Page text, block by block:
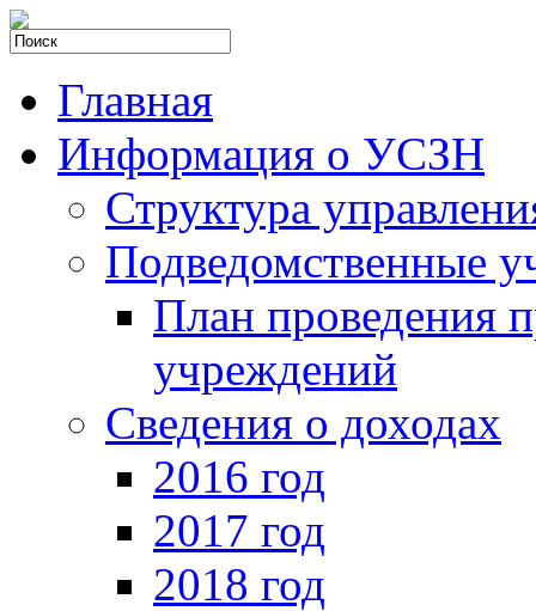
Главная
Информация о УСЗН
Структура
Подведомственные
План проведения
учреждений
Сведения о доходах
2016 год
2017 год
2018 год